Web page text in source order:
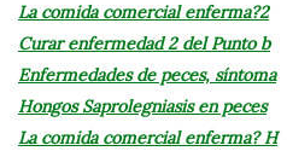
La comida comercial enferma?2
Curar enfermedad 2 del Punto b
Enfermedades de peces, síntoma
Hongos Saprolegniasis en peces
La comida comercial enferma? H